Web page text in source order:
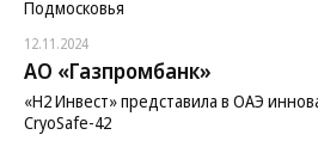
Подмосковья
12.11.2024
АО «Газпромбанк»
«H2 Инвест» представила в ОАЭ
CryoSafe-42